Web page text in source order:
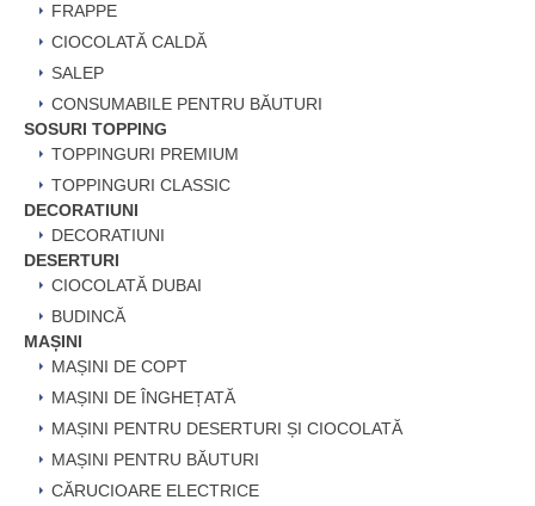
FRAPPE
CIOCOLATĂ CALDĂ
SALEP
CONSUMABILE PENTRU BĂUTURI
SOSURI TOPPING
TOPPINGURI PREMIUM
TOPPINGURI CLASSIC
DECORATIUNI
DECORATIUNI
DESERTURI
CIOCOLATĂ DUBAI
BUDINCĂ
MAȘINI
MAȘINI DE COPT
MAȘINI DE ÎNGHEȚATĂ
MAȘINI PENTRU DESERTURI ȘI CIOCOLATĂ
MAȘINI PENTRU BĂUTURI
CĂRUCIOARE ELECTRICE